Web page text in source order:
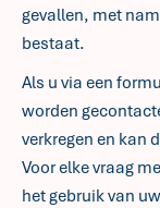
gevallen, met
bestaat.
Als u via een
worden
verkregen en kan
Voor elke vraag
het gebruik van